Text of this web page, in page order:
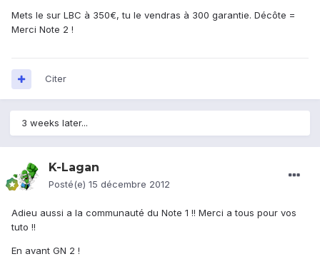
Mets le sur LBC à 350€, tu le vendras à 300 garantie. Décôte =
Merci Note 2 !
Citer
3 weeks later...
K-Lagan
Posté(e) 15 décembre 2012
Adieu aussi a la communauté du Note 1 !! Merci a tous pour vos
tuto !!
En avant GN 2 !